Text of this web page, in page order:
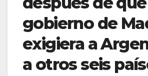
gobierno de
exigiera a
a otros seis